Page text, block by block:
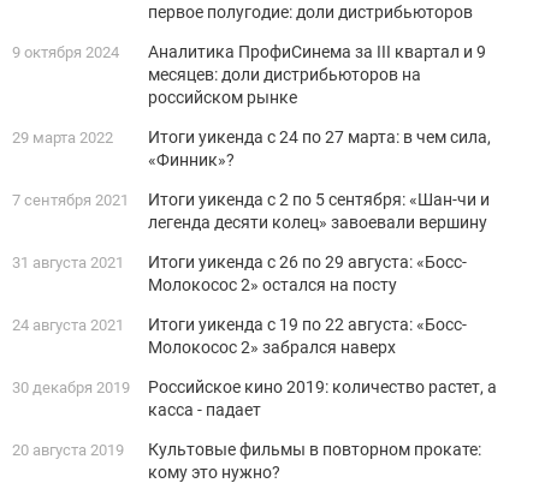
первое полугодие: доли дистрибьюторов
9 октября 2024
Аналитика ПрофиСинема за III квартал и 9
месяцев: доли дистрибьюторов на
российском рынке
29 марта 2022
Итоги уикенда с 24 по 27 марта: в чем сила,
«Финник»?
7 сентября 2021
Итоги уикенда с 2 по 5 сентября: «Шан-чи и
легенда десяти колец» завоевали вершину
31 августа 2021
Итоги уикенда с 26 по 29 августа: «Босс-
Молокосос 2» остался на посту
24 августа 2021
Итоги уикенда с 19 по 22 августа: «Босс-
Молокосос 2» забрался наверх
30 декабря 2019
Российское кино 2019: количество растет, а
касса - падает
20 августа 2019
Культовые фильмы в повторном прокате:
кому это нужно?